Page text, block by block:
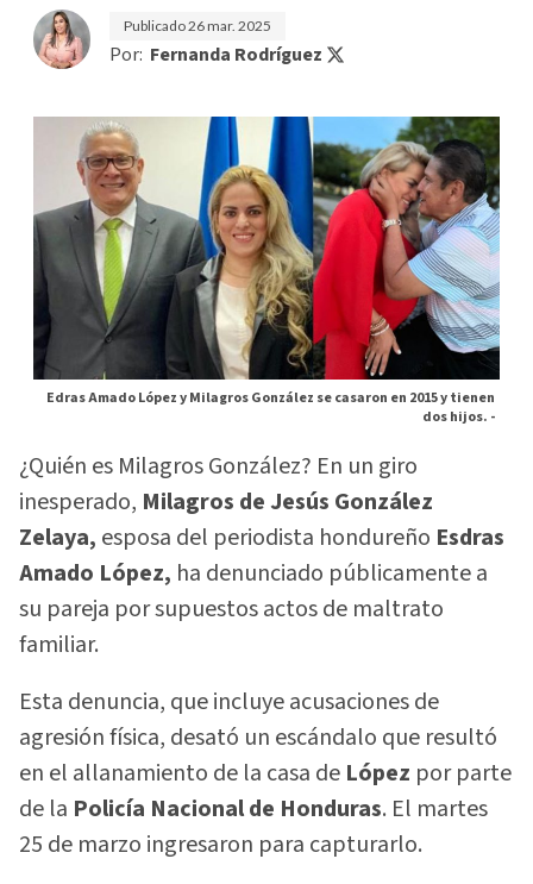
Publicado26 mar. 2025
Por: Fernanda Rodríguez
Edras Amado López y Milagros González se casaron en 2015 y tienen
dos hijos. -
¿Quién es Milagros González? En un giro
inesperado, Milagros de Jesús González
Zelaya, esposa del periodista hondureño Esdras
Amado López, ha denunciado públicamente a
su pareja por supuestos actos de maltrato
familiar.
Esta denuncia, que incluye acusaciones de
agresión física, desató un escándalo que resultó
en el allanamiento de la casa de López por parte
de la Policía Nacional de Honduras. El martes
25 de marzo ingresaron para capturarlo.